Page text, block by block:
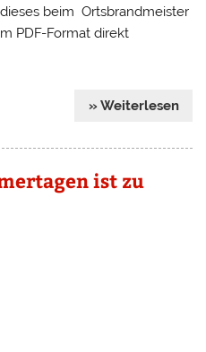
beim Ortsbrandmeister
PDF-Format direkt
» Weiterlesen
ist zu